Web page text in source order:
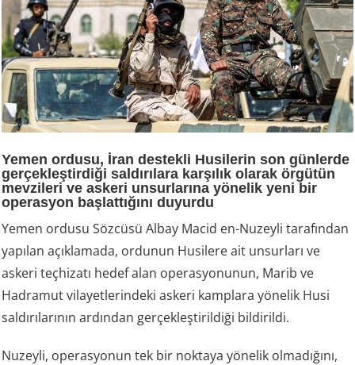
Yemen ordusu, İran destekli Husilerin son günlerde
gerçekleştirdiği saldırılara karşılık olarak örgütün
mevzileri ve askeri unsurlarına yönelik yeni bir
operasyon başlattığını duyurdu
Yemen ordusu Sözcüsü Albay Macid en-Nuzeyli tarafından
yapılan açıklamada, ordunun Husilere ait unsurları ve
askeri teçhizatı hedef alan operasyonunun, Marib ve
Hadramut vilayetlerindeki askeri kamplara yönelik Husi
saldırılarının ardından gerçekleştirildiği bildirildi.
Nuzeyli, operasyonun tek bir noktaya yönelik olmadığını,